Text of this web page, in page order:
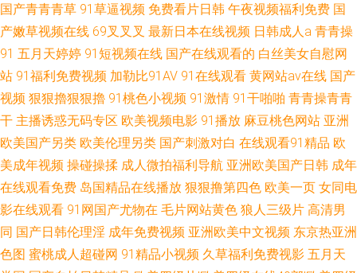
国产青青青草 91草逼视频 免费看片日韩 午夜视频福利免费 国
产嫩草视频在线 69叉叉叉 最新日本在线视频 日韩成人a 青青操
91 五月天婷婷 91短视频在线 国产在线观看的 白丝美女自慰网
站 91福利免费视频 加勒比91AV 91在线观看 黄网站av在线 国产
视频 狠狠擼狠狠擼 91桃色小视频 91激情 91干啪啪 青青操青青
干 主播诱惑无码专区 欧美视频电影 91播放 麻豆桃色网站 亚洲
欧美国产另类 欧美伦理另类 国产刺激对白 在线观看91精品 欧
美成年视频 操碰操揉 成人微拍福利导航 亚洲欧美国产日韩 成年
在线观看免费 岛国精品在线播放 狠狠撸第四色 欧美一页 女同电
影在线观看 91网国产尤物在 毛片网站黄色 狼人三级片 高清男
同 国产日韩伦理淫 成年免费视频 亚洲欧美中文视频 东京热亚洲
色图 蜜桃成人超碰网 91精品小视频 久草福利免费视影 五月天